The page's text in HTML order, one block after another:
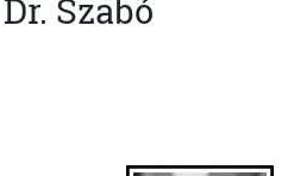
Szabó